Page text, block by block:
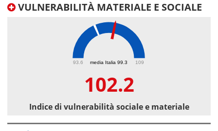
VULNERABILITÀ MATERIALE E SOCIALE
media Italia 99.3
93.6 109
102.2
Indice di vulnerabilità sociale e materiale